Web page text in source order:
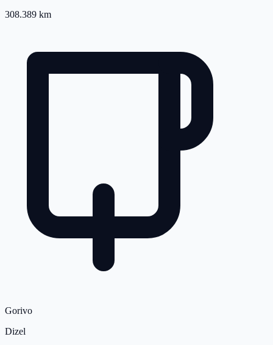
308.389 km
Gorivo
Dizel